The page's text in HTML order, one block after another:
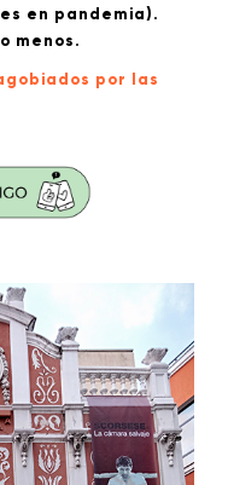
en pandemia).
menos.
por las